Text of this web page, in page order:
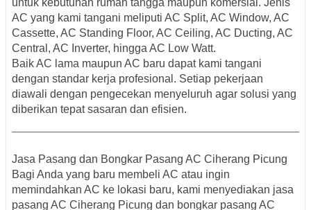
AC yang kami tangani meliputi AC Split, AC Window, AC
Cassette, AC Standing Floor, AC Ceiling, AC Ducting, AC
Central, AC Inverter, hingga AC Low Watt.
Baik AC lama maupun AC baru dapat kami tangani
dengan standar kerja profesional. Setiap pekerjaan
diawali dengan pengecekan menyeluruh agar solusi yang
diberikan tepat sasaran dan efisien.
Jasa Pasang dan Bongkar Pasang AC Ciherang Picung
Bagi Anda yang baru membeli AC atau ingin
memindahkan AC ke lokasi baru, kami menyediakan jasa
pasang AC Ciherang Picung dan bongkar pasang AC